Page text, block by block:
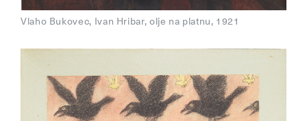
Vlaho Bukovec, Ivan Hribar, olje na platnu, 1921